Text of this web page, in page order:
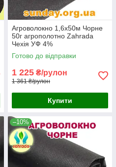
Агроволокно 1,6х50м Чорне
50г агрополотно Zahrada
Чехія УФ 4%
Готово до відправки
1 225 ₴/рулон
1 361 ₴/рулон
Купити
–10%